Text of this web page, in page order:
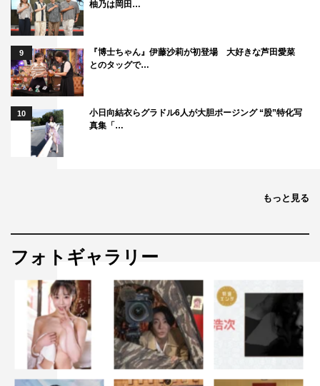
柚乃は岡田…
9
『博士ちゃん』伊藤沙莉が初登場 大好きな芦田愛菜
とのタッグで…
10
小日向結衣らグラドル6人が大胆ポージング “股”特化写
真集「…
もっと見る
フォトギャラリー